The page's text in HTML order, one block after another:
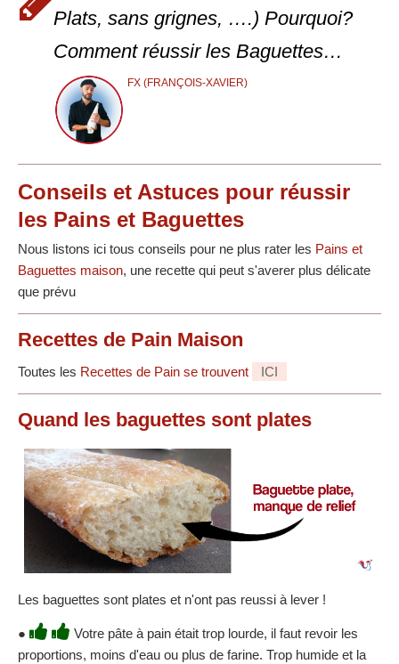
Plats, sans grignes, ….) Pourquoi?
Comment réussir les Baguettes…
FX (FRANÇOIS-XAVIER)
Conseils et Astuces pour réussir
les Pains et Baguettes
Nous listons ici tous conseils pour ne plus rater les Pains et
Baguettes maison, une recette qui peut s'averer plus délicate
que prévu
Recettes de Pain Maison
Toutes les Recettes de Pain se trouvent ICI
Quand les baguettes sont plates
Les baguettes sont plates et n'ont pas reussi à lever !
●
Votre pâte à pain était trop lourde, il faut revoir les
proportions, moins d'eau ou plus de farine. Trop humide et la